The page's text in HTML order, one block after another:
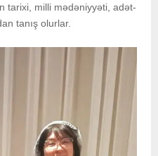
tarixi, milli mədəniyyəti, adət-
tanış olurlar.